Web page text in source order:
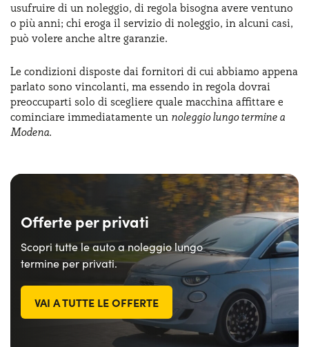
usufruire di un noleggio, di regola bisogna avere ventuno
o più anni; chi eroga il servizio di noleggio, in alcuni casi,
può volere anche altre garanzie.
Le condizioni disposte dai fornitori di cui abbiamo appena
parlato sono vincolanti, ma essendo in regola dovrai
preoccuparti solo di scegliere quale macchina affittare e
cominciare immediatamente un noleggio lungo termine a
Modena.
Offerte per privati
Scopri tutte le auto a noleggio lungo
termine per privati.
VAI A TUTTE LE OFFERTE